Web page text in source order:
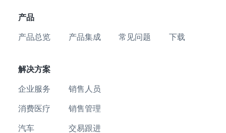
产品
产品总览 产品集成 常见问题 下载
解决方案
企业服务
消费医疗
汽车
销售人员
销售管理
交易跟进